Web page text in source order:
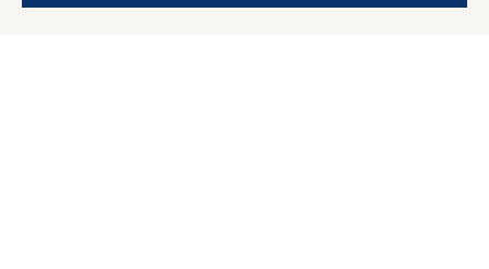
perfusió. Hidroxicobalamina